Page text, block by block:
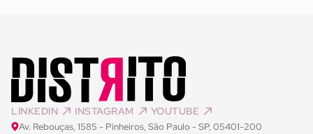
LINKEDIN INSTAGRAM YOUTUBE
Av. Rebouças, 1585 - Pinheiros, São Paulo - SP, 05401-200